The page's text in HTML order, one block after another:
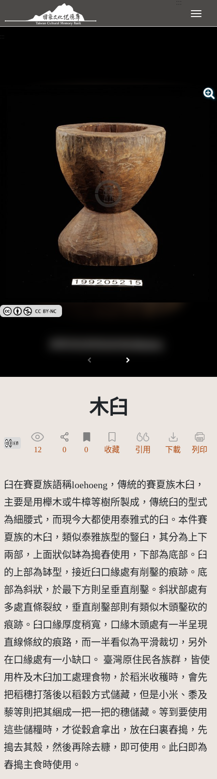
跳到主要內容區塊 展開選單
:::
創用CC姓名標示-非商業性 3.0 台灣及其後版本(CC BY-NC 3.0 TW +)
木臼
創用CC姓名標示 3.0 台灣及其後版本(CC BY 3.0 TW +)
12 0 0 收藏 引用 下載 列印
臼在賽夏族語稱loehoeng，傳統的賽夏族木臼，
主要是用櫸木或牛樟等樹所製成，傳統臼的型式
為細腰式，而現今大都使用泰雅式的臼。本件賽
夏族的木臼，類似泰雅族型的豎臼，其分為上下
兩部，上面狀似缽為搗舂使用，下部為底部。臼
的上部為缽型，接近臼口緣處有削鑿的痕跡。底
部為斜狀，於最下方則呈垂直削鑿。斜狀部處有
多處直條裂紋，垂直削鑿部則有類似木頭鑿砍的
痕跡。臼口緣厚度稍寬，口緣木頭處有一半呈現
直線條紋的痕路，而一半看似為平滑裁切，另外
在口緣處有一小缺口。 臺灣原住民各族群，皆使
用杵及木臼加工處理食物，於稻米收穫時，會先
把稻穗打落後以稻穀方式儲藏，但是小米、黍及
藜等則把其綑成一把一把的穗儲藏。等到要使用
這些儲糧時，才從穀倉拿出，放在臼裏舂搗，先
搗去其殼，然後再除去糠，即可使用。此臼即為
舂搗主食時使用。